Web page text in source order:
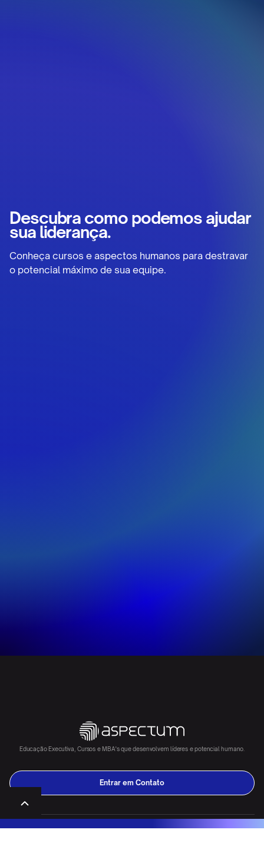
Descubra como podemos ajudar
sua liderança.
Conheça cursos e aspectos humanos para destravar
o potencial máximo de sua equipe.
Educação Executiva, Cursos e MBA's que desenvolvem líderes e potencial humano.
Entrar em Contato